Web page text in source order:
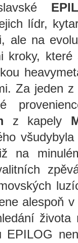
lídr,
ale na
kroky,
Za jeden
z kapely
všudybyla
na
alespoň
života
EPILOG